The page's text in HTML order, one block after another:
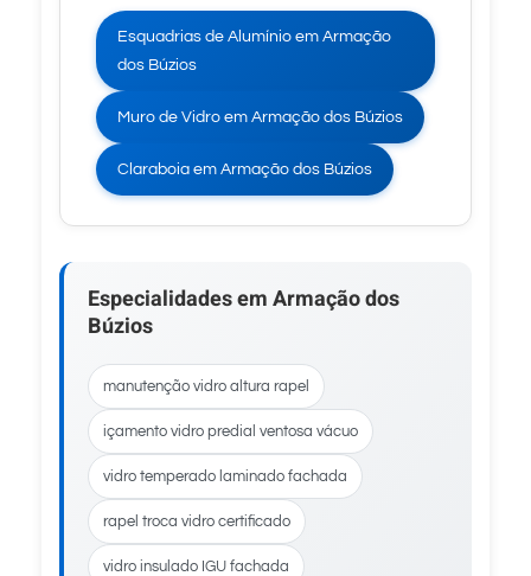
Esquadrias de Alumínio em Armação
dos Búzios
Muro de Vidro em Armação dos Búzios
Claraboia em Armação dos Búzios
Especialidades em Armação dos
Búzios
manutenção vidro altura rapel
içamento vidro predial ventosa vácuo
vidro temperado laminado fachada
rapel troca vidro certificado
vidro insulado IGU fachada